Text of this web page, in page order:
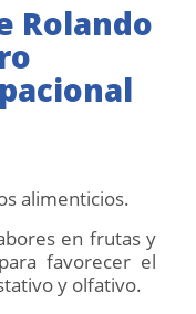
Rolando
alimenticios.
en frutas y
favorecer el
y olfativo.